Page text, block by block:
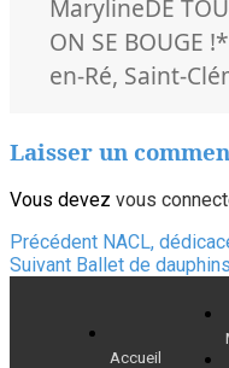
le
MarylineDE
ON SE BOUGE !
en-Ré, Saint-
Laisser un
Vous devez vous
Navigation
de
l’article
Précédent Article
précédent :
NACL,
Suivant Article
Ballet de
Accueil